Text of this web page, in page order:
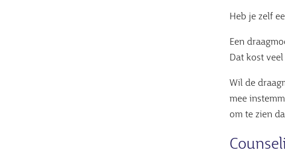
Heb je zelf
Een
Dat kost
Wil de
mee
om te zien